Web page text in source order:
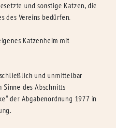
und sonstige Katzen, die
des Vereins bedürfen.
Katzenheim mit
und unmittelbar
Sinne des Abschnitts
der Abgabenordnung 1977 in